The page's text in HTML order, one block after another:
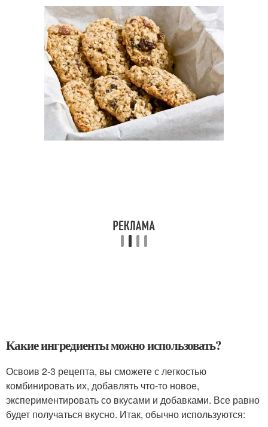
Какие ингредиенты можно использовать?
Освоив 2-3 рецепта, вы сможете с легкостью
комбинировать их, добавлять что-то новое,
экспериментировать со вкусами и добавками. Все равно
будет получаться вкусно. Итак, обычно используются: